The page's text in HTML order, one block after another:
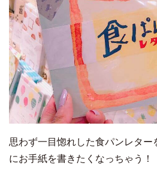
思わず一目惚れした食パンレタ
にお手紙を書きたくなっちゃう！